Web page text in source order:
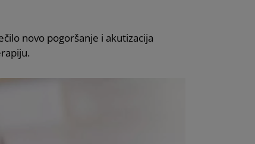
novo pogoršanje i akutizacija